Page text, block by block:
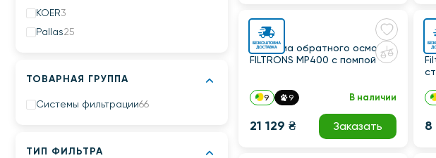
KOER3
Pallas25
ТОВАРНАЯ ГРУППА
Системы фильтрации66
ТИП ФИЛЬТРА
Система обратного осмоса
FILTRONS MP400 с помпой
9 9 В наличии
21 129 ₴ Заказать 8